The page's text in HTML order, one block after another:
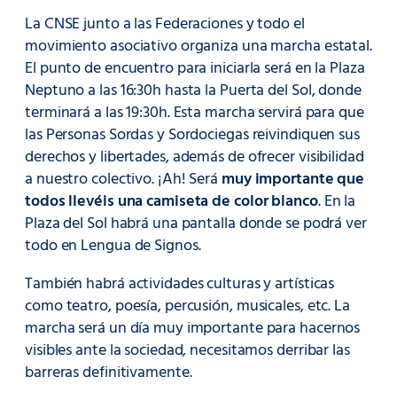
La CNSE junto a las Federaciones y todo el
movimiento asociativo organiza una marcha estatal.
El punto de encuentro para iniciarla será en la Plaza
Neptuno a las 16:30h hasta la Puerta del Sol, donde
terminará a las 19:30h. Esta marcha servirá para que
las Personas Sordas y Sordociegas reivindiquen sus
derechos y libertades, además de ofrecer visibilidad
a nuestro colectivo. ¡Ah! Será muy importante que
todos llevéis una camiseta de color blanco. En la
Plaza del Sol habrá una pantalla donde se podrá ver
todo en Lengua de Signos.
También habrá actividades culturas y artísticas
como teatro, poesía, percusión, musicales, etc. La
marcha será un día muy importante para hacernos
visibles ante la sociedad, necesitamos derribar las
barreras definitivamente.